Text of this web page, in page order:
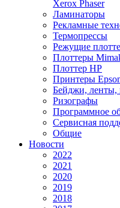
Xerox Phaser
Ламинаторы
Рекламные
Термопрессы
Режущие
Плоттеры
Плоттер HP
Принтеры
Бейджи, ленты,
Ризографы
Программное
Сервисная
Общие
Новости
2022
2021
2020
2019
2018